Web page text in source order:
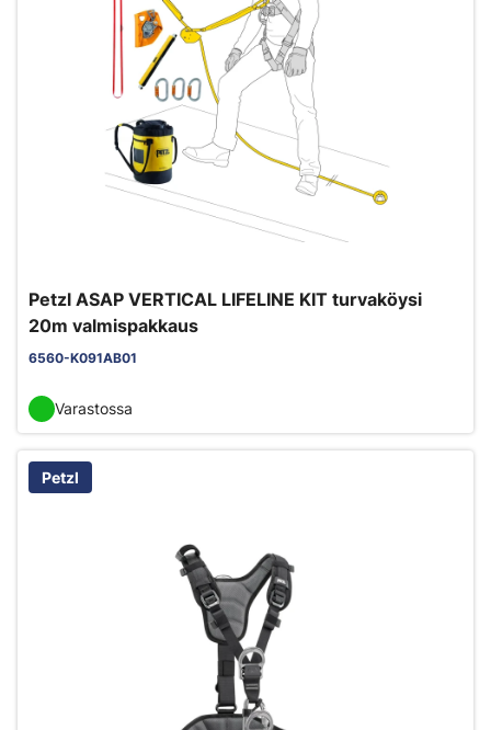
Petzl ASAP VERTICAL LIFELINE KIT turvaköysi
20m valmispakkaus
6560-K091AB01
Varastossa
Petzl